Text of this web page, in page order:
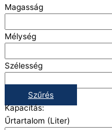
Magasság
Mélység
Szélesség
Szűrés
Kapacitás:
Űrtartalom (Liter)